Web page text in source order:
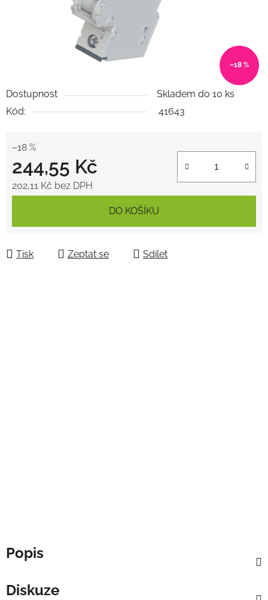
Dostupnost
Skladem do 10 ks
Kód:
41643
–18 %
244,55 Kč
202,11 Kč bez DPH
DO KOŠÍKU
Tisk Zeptat se Sdílet
–18 %
Popis
Diskuze